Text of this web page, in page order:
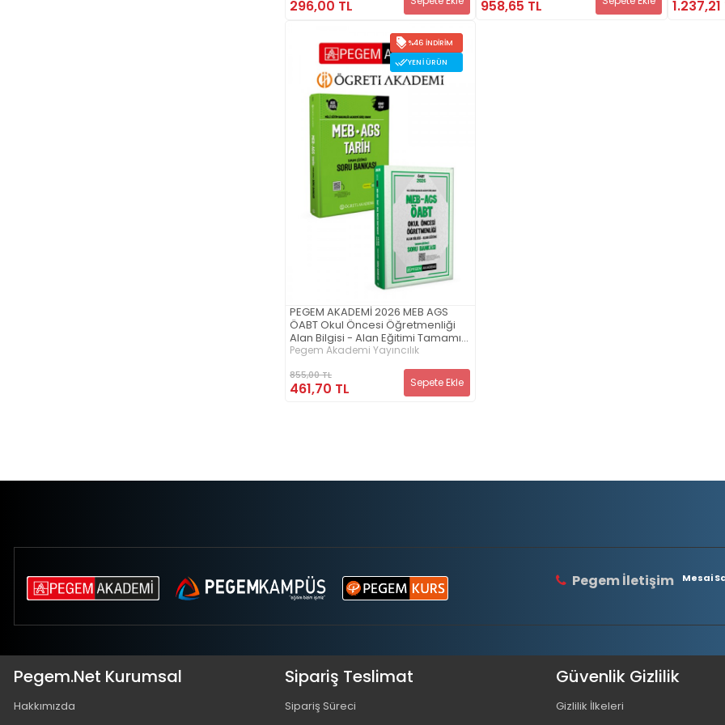
296,00 TL
(2.Kitap)
958,65 TL
AGS Konu
1.237,21
%46 İNDIRIM
YENI ÜRÜN
PEGEM AKADEMİ 2026 MEB AGS
ÖABT Okul Öncesi Öğretmenliği
Alan Bilgisi - Alan Eğitimi Tamamı
Çözümlü Soru Bankası + 2025
Çözümlü Tarih Seti (2.Kitap)
Pegem Akademi Yayıncılık
855,00 TL
461,70 TL Sepete Ekle
Pegem İletişim Mesai
Pegem.Net Kurumsal
Hakkımızda
Sipariş Teslimat
Sipariş Süreci
Güvenlik Gizlilik
Gizlilik İlkeleri